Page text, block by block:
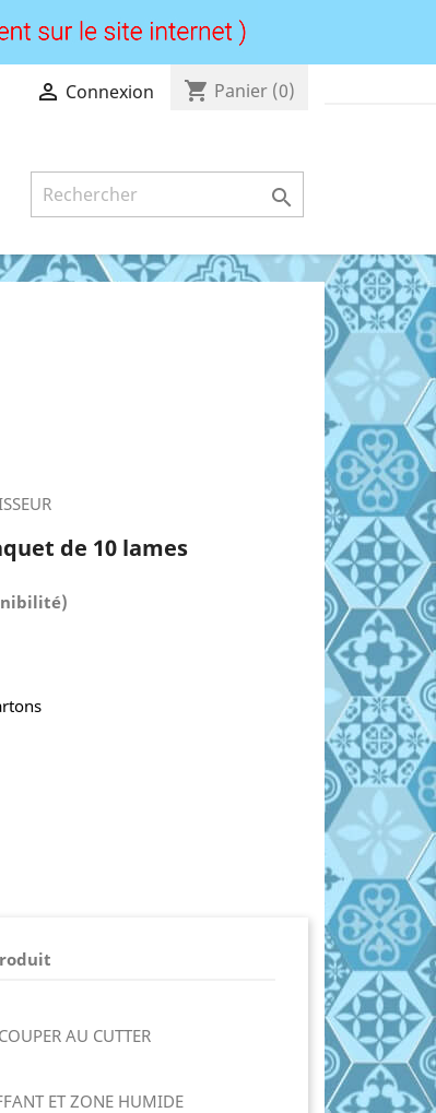
 Connexion shopping_cart Panier (0)

de 10 lames
AU CUTTER
ET ZONE HUMIDE